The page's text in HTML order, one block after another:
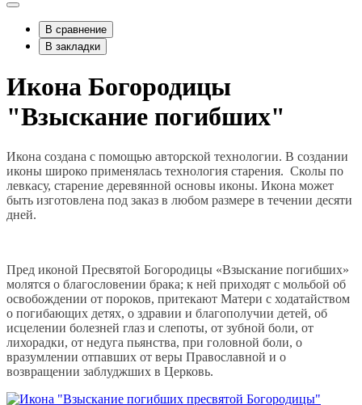
В сравнение
В закладки
Икона Богородицы
"Взыскание погибших"
Икона создана с помощью авторской технологии. В создании
иконы широко применялась технология старения. Сколы по
левкасу, старение деревянной основы иконы. Икона может
быть изготовлена под заказ в любом размере в течении десяти
дней.
Пред иконой Пресвятой Богородицы «Взыскание погибших»
молятся о благословении брака; к ней приходят с мольбой об
освобождении от пороков, притекают Матери с ходатайством
о погибающих детях, о здравии и благополучии детей, об
исцелении болезней глаз и слепоты, от зубной боли, от
лихорадки, от недуга пьянства, при головной боли, о
вразумлении отпавших от веры Православной и о
возвращении заблуджших в Церковь.